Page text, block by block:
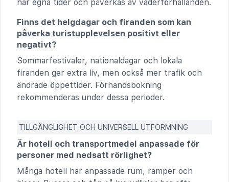
har egna tider och påverkas av väderförhållanden.
Finns det helgdagar och firanden som kan
påverka turistupplevelsen positivt eller
negativt?
Sommarfestivaler, nationaldagar och lokala
firanden ger extra liv, men också mer trafik och
ändrade öppettider. Förhandsbokning
rekommenderas under dessa perioder.
TILLGÄNGLIGHET OCH UNIVERSELL UTFORMNING
Är hotell och transportmedel anpassade för
personer med nedsatt rörlighet?
Många hotell har anpassade rum, ramper och